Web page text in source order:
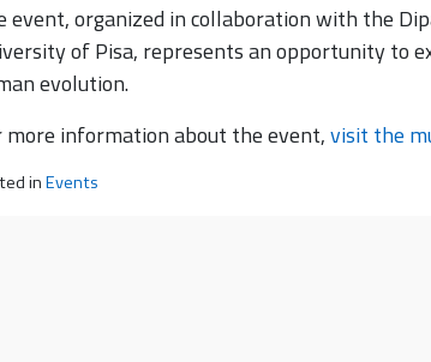
event, organized in collaboration with the
of Pisa, represents an opportunity to
evolution.
more information about the event,visit the
inEvents